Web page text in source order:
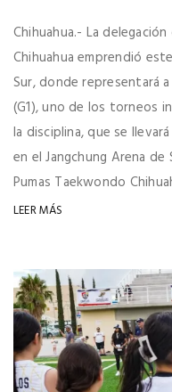
Chihuahua.- La
Chihuahua emprendió
Sur, donde representará
(G1), uno de los torneos
la disciplina, que se
en el Jangchung Arena
Pumas Taekwondo
LEER MÁS